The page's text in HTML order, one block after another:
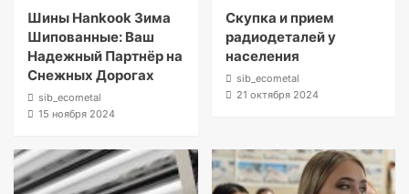
Шины Hankook Зима
Шипованные: Ваш
Надежный Партнёр на
Снежных Дорогах
sib_ecometal
15 ноября 2024
Скупка и прием
радиодеталей у
населения
sib_ecometal
21 октября 2024